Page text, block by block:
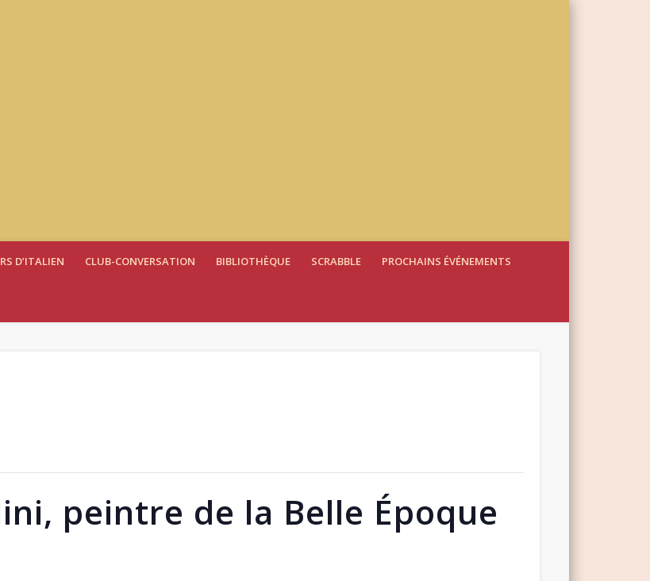
D’ITALIEN CLUB-CONVERSATION BIBLIOTHÈQUE SCRABBLE PROCHAINS ÉVÉNEMENTS
peintre de la Belle Époque